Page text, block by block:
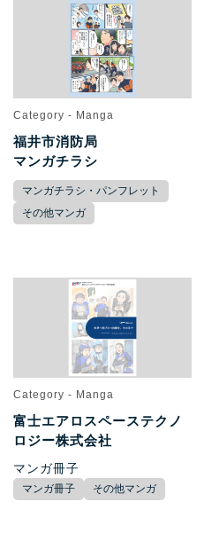
Category - Manga
福井市消防局
マンガチラシ
マンガチラシ・パンフレット
その他マンガ
Category - Manga
富士エアロスペーステクノ
ロジー株式会社
マンガ冊子
マンガ冊子 その他マンガ